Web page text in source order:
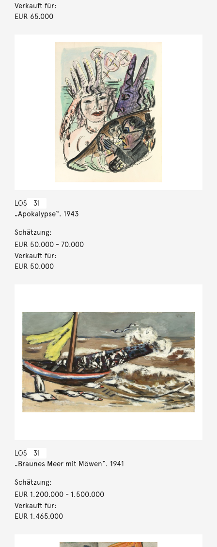
Verkauft für:
EUR 65.000
LOS 31
„Apokalypse“. 1943
Schätzung:
EUR 50.000- 70.000
Verkauft für:
EUR 50.000
LOS 31
„Braunes Meer mit Möwen“. 1941
Schätzung:
EUR 1.200.000- 1.500.000
Verkauft für:
EUR 1.465.000